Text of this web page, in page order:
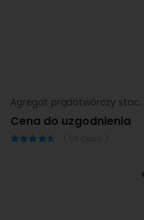
Agregat prądotwórczy
Cena do uzgodnienia